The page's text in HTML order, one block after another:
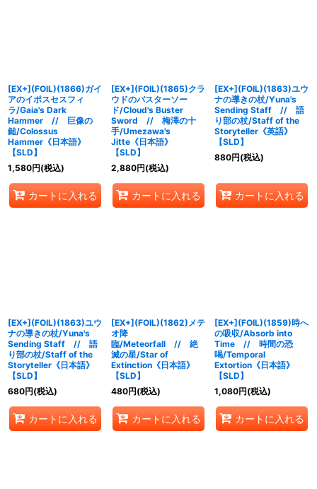
[EX+](FOIL)(1866)ガイ
アのイポスセスフィ
ラ/Gaia's Dark
Hammer // 巨像の
鎚/Colossus
Hammer《日本語》
【SLD】
1,580円(税込)
カートに入れる
[EX+](FOIL)(1865)クラ
ウドのバスターソー
ド/Cloud's Buster
Sword // 梅澤の十
手/Umezawa's
Jitte《日本語》
【SLD】
2,880円(税込)
カートに入れる
[EX+](FOIL)(1863)ユウ
ナの導きの杖/Yuna's
Sending Staff // 語
り部の杖/Staff of the
Storyteller《英語》
【SLD】
880円(税込)
カートに入れる
[EX+](FOIL)(1863)ユウ
ナの導きの杖/Yuna's
Sending Staff // 語
り部の杖/Staff of the
Storyteller《日本語》
【SLD】
680円(税込)
カートに入れる
[EX+](FOIL)(1862)メテ
オ降
臨/Meteorfall // 絶
滅の星/Star of
Extinction《日本語》
【SLD】
480円(税込)
カートに入れる
[EX+](FOIL)(1859)時へ
の吸収/Absorb into
Time // 時間の恐
喝/Temporal
Extortion《日本語》
【SLD】
1,080円(税込)
カートに入れる